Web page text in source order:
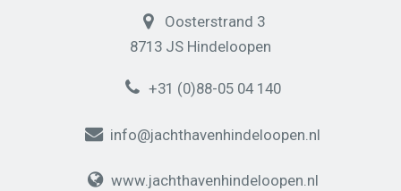
Oosterstrand 3
8713 JS Hindeloopen
+31 (0)88-05 04 140
info@jachthavenhindeloopen.nl
www.jachthavenhindeloopen.nl